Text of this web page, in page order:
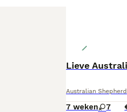
Lieve
Australian Shepherd
7 weken 7